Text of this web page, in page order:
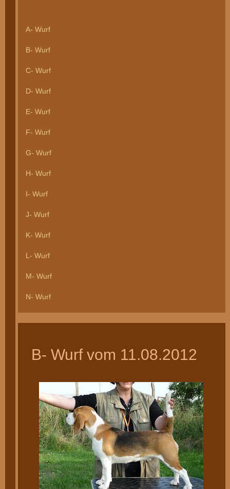
A- Wurf
B- Wurf
C- Wurf
D- Wurf
E- Wurf
F- Wurf
G- Wurf
H- Wurf
I- Wurf
J- Wurf
K- Wurf
L- Wurf
M- Wurf
N- Wurf
B- Wurf vom 11.08.2012